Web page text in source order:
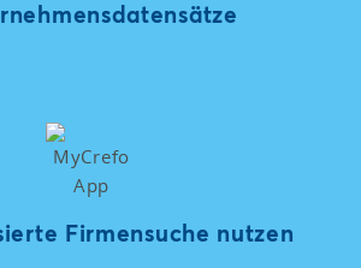
Firmensuche nutzen